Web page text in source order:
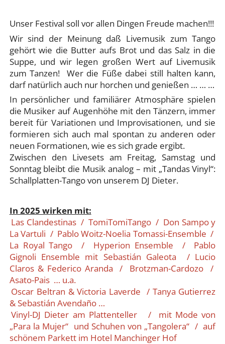
Unser Festival soll vor allen Dingen Freude machen!!!
Wir sind der Meinung daß Livemusik zum Tango
gehört wie die Butter aufs Brot und das Salz in die
Suppe, und wir legen großen Wert auf Livemusik
zum Tanzen! Wer die Füße dabei still halten kann,
darf natürlich auch nur horchen und genießen … … …
In persönlicher und familiärer Atmosphäre spielen
die Musiker auf Augenhöhe mit den Tänzern, immer
bereit für Variationen und Improvisationen, und sie
formieren sich auch mal spontan zu anderen oder
neuen Formationen, wie es sich grade ergibt.
Zwischen den Livesets am Freitag, Samstag und
Sonntag bleibt die Musik analog – mit „Tandas Vinyl“:
Schallplatten-Tango von unserem DJ Dieter.
In 2025 wirken mit:
Las Clandestinas / TomiTomiTango / Don Sampo y
La Vartuli / Pablo Woitz-Noelia Tomassi-Ensemble /
La Royal Tango / Hyperion Ensemble / Pablo
Gignoli Ensemble mit Sebastián Galeota / Lucio
Claros & Federico Aranda / Brotzman-Cardozo /
Asato-Pais … u.a.
Oscar Beltran & Victoria Laverde / Tanya Gutierrez
& Sebastián Avendaño …
Vinyl-DJ Dieter am Plattenteller / mit Mode von
„Para la Mujer“ und Schuhen von „Tangolera“ / auf
schönem Parkett im Hotel Manchinger Hof